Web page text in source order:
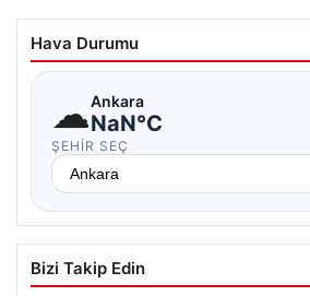
Hava Durumu
☁Ankara
NaN°C
ŞEHIR SEÇ
Bizi Takip Edin